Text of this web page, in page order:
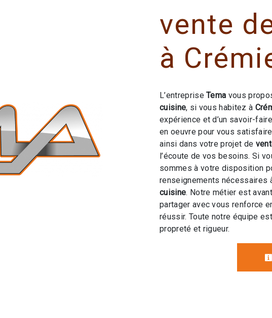
vente
à
L’entrepriseTema vous
cuisine, si vous habitez à
expérience et d’un savoir-
en oeuvre pour vous
ainsi dans votre projet de
l’écoute de vos besoins. Si
sommes à votre disposition
renseignements nécessaires
cuisine. Notre métier est
partager avec vous renforce
réussir. Toute notre équipe
propreté et rigueur.